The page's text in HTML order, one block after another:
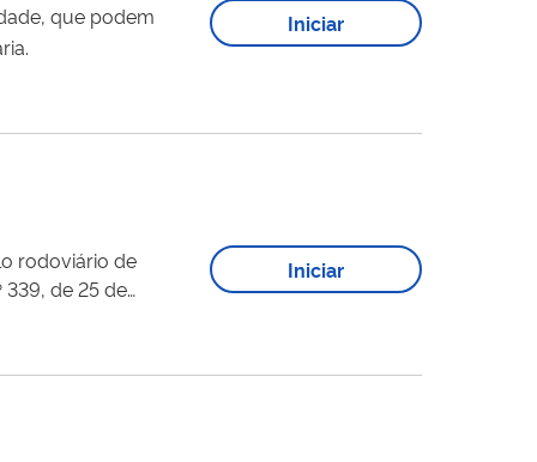
que podem
Iniciar
rodoviário de
de 25 de
Iniciar